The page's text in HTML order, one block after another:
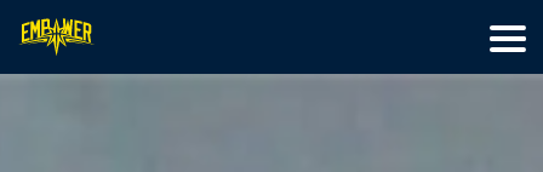
首頁
籃球訓練
特色營隊
最新文章
線上教學
關於我們
會員專區